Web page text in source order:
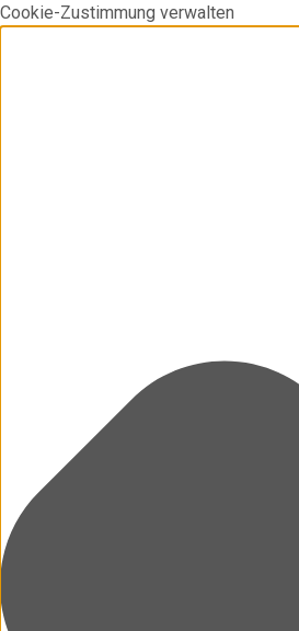
Cookie-Zustimmung verwalten